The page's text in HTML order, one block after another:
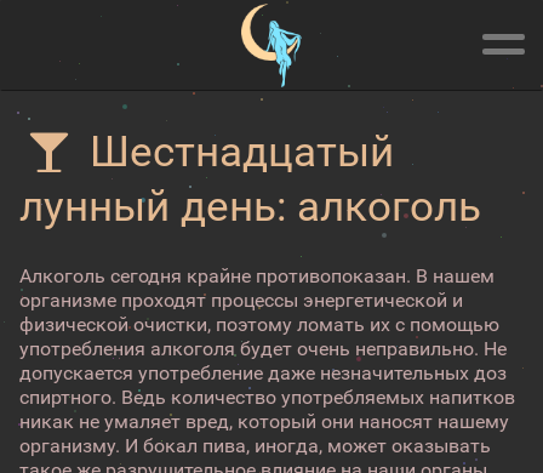
Шестнадцатый
лунный день: алкоголь
Алкоголь сегодня крайне противопоказан. В нашем
организме проходят процессы энергетической и
физической очистки, поэтому ломать их с помощью
употребления алкоголя будет очень неправильно. Не
допускается употребление даже незначительных доз
спиртного. Ведь количество употребляемых напитков
никак не умаляет вред, который они наносят нашему
организму. И бокал пива, иногда, может оказывать